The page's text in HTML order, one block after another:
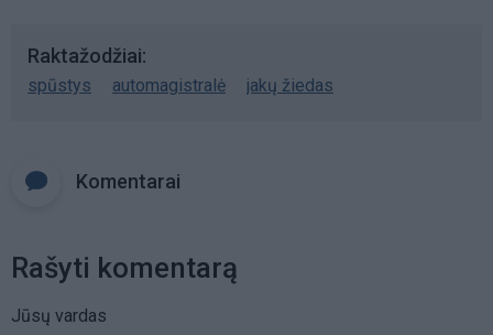
Raktažodžiai
spūstys automagistralė jakų žiedas
Komentarai
Rašyti komentarą
Jūsų vardas